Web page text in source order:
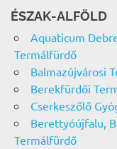
ÉSZAK-ALFÖLD
Aquaticum
Termálfürdő
Balmazújvárosi
Berekfürdői
Cserkeszőlő
Berettyóújfalu,
Termálfürdő